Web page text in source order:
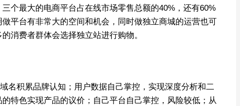
个最大的电商平台占在线市场零售总额的40%，还有60%
平台有非常大的空间和机会，同时做独立商城的运营也可
消费者群体会选择独立站进行购物。
名积累品牌认知；用户数据自己掌控，实现深度分析和二
特色实现产品的议价；自己平台自己掌控，风险较低；从